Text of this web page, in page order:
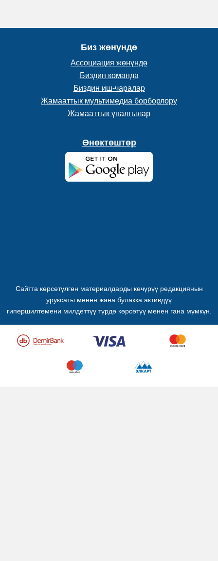
Биз жөнүндө
Ассоциация жөнүндө
Биздин команда
Биздин иш-чаралар
Жамааттык мультимедиа борборлору
Жамааттык үналгылар
Өнөктөштөр
Сайтта көрсөтүлгөн материалдарды көчүрүү редакциянын
уруксаты менен жана булакка активдүү
гипершилтемени милдеттүү түрдө көрсөтүү менен гана мүмкүн.